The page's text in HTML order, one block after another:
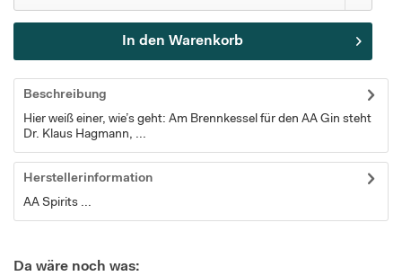
In den Warenkorb
Beschreibung
Hier weiß einer, wie’s geht: Am Brennkessel für den AA Gin steht
Dr. Klaus Hagmann, ...
Herstellerinformation
AA Spirits ...
Da wäre noch was: